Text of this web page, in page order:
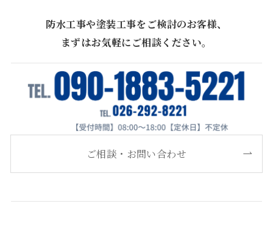
防水工事や塗装工事をご検討のお客様、
まずはお気軽にご相談ください。
ご相談・お問い合わせ